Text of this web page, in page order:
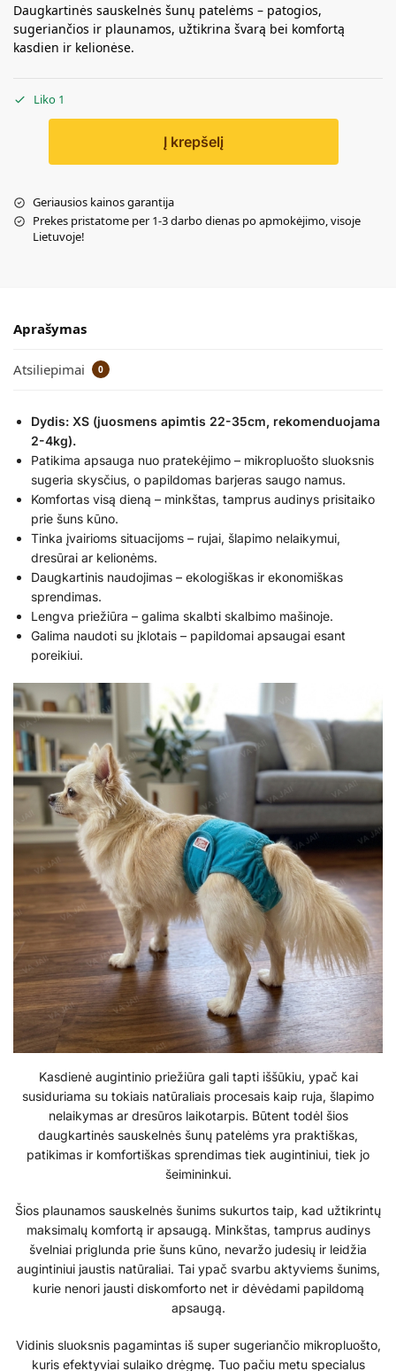
Daugkartinės sauskelnės šunų patelėms – patogios,
sugeriančios ir plaunamos, užtikrina švarą bei komfortą
kasdien ir kelionėse.
Liko 1
Į krepšelį
Geriausios kainos garantija
Prekes pristatome per 1-3 darbo dienas po apmokėjimo, visoje
Lietuvoje!
Aprašymas
Atsiliepimai 0
Dydis: XS (juosmens apimtis 22-35cm, rekomenduojama
2-4kg).
Patikima apsauga nuo pratekėjimo – mikropluošto sluoksnis
sugeria skysčius, o papildomas barjeras saugo namus.
Komfortas visą dieną – minkštas, tamprus audinys prisitaiko
prie šuns kūno.
Tinka įvairioms situacijoms – rujai, šlapimo nelaikymui,
dresūrai ar kelionėms.
Daugkartinis naudojimas – ekologiškas ir ekonomiškas
sprendimas.
Lengva priežiūra – galima skalbti skalbimo mašinoje.
Galima naudoti su įklotais – papildomai apsaugai esant
poreikiui.
Kasdienė augintinio priežiūra gali tapti iššūkiu, ypač kai
susiduriama su tokiais natūraliais procesais kaip ruja, šlapimo
nelaikymas ar dresūros laikotarpis. Būtent todėl šios
daugkartinės sauskelnės šunų patelėms yra praktiškas,
patikimas ir komfortiškas sprendimas tiek augintiniui, tiek jo
šeimininkui.
Šios plaunamos sauskelnės šunims sukurtos taip, kad užtikrintų
maksimalų komfortą ir apsaugą. Minkštas, tamprus audinys
švelniai priglunda prie šuns kūno, nevaržo judesių ir leidžia
augintiniui jaustis natūraliai. Tai ypač svarbu aktyviems šunims,
kurie nenori jausti diskomforto net ir dėvėdami papildomą
apsaugą.
Vidinis sluoksnis pagamintas iš super sugeriančio mikropluošto,
kuris efektyviai sulaiko drėgmę. Tuo pačiu metu specialus